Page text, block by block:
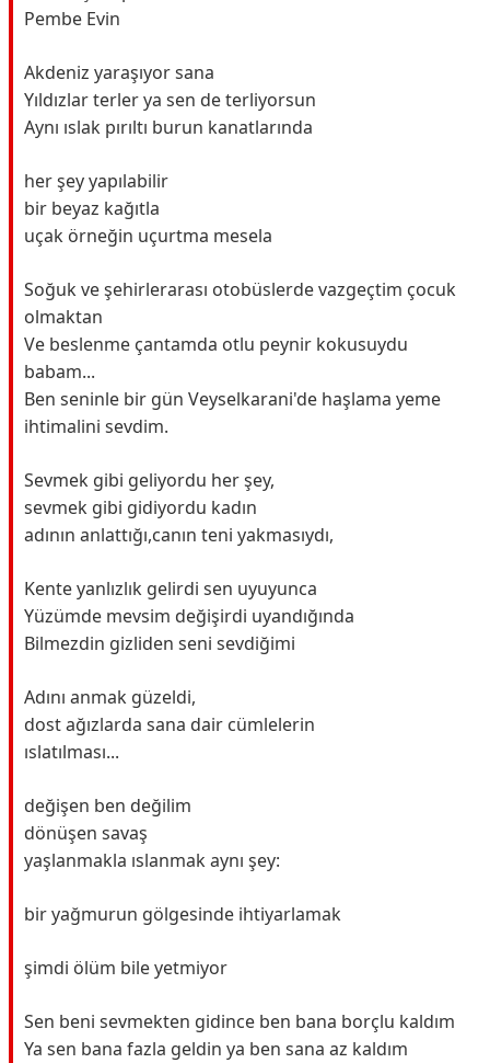
Pembe Evin
Akdeniz yaraşıyor sana
Yıldızlar terler ya sen de terliyorsun
Aynı ıslak pırıltı burun kanatlarında
her şey yapılabilir
bir beyaz kağıtla
uçak örneğin uçurtma mesela
Soğuk ve şehirlerarası otobüslerde vazgeçtim çocuk
olmaktan
Ve beslenme çantamda otlu peynir kokusuydu
babam...
Ben seninle bir gün Veyselkarani'de haşlama yeme
ihtimalini sevdim.
Sevmek gibi geliyordu her şey,
sevmek gibi gidiyordu kadın
adının anlattığı,canın teni yakmasıydı,
Kente yanlızlık gelirdi sen uyuyunca
Yüzümde mevsim değişirdi uyandığında
Bilmezdin gizliden seni sevdiğimi
Adını anmak güzeldi,
dost ağızlarda sana dair cümlelerin
ıslatılması...
değişen ben değilim
dönüşen savaş
yaşlanmakla ıslanmak aynı şey:
bir yağmurun gölgesinde ihtiyarlamak
şimdi ölüm bile yetmiyor
Sen beni sevmekten gidince ben bana borçlu kaldım
Ya sen bana fazla geldin ya ben sana az kaldım